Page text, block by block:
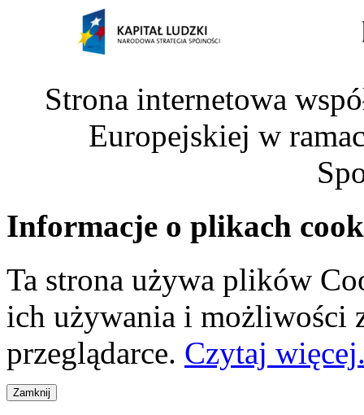
Strona internetowa
Europejskiej w
Informacje o plikach
Ta strona używa plików
ich używania i możliwości
przeglądarce. Czytaj